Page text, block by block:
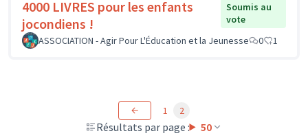
4000 LIVRES pour les enfants
jocondiens !
Soumis au
vote
ASSOCIATION - Agir Pour L'Éducation et la Jeunesse
0 1
Résultats par page : 50
1 2